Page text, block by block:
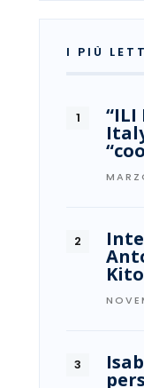
I PIÙ